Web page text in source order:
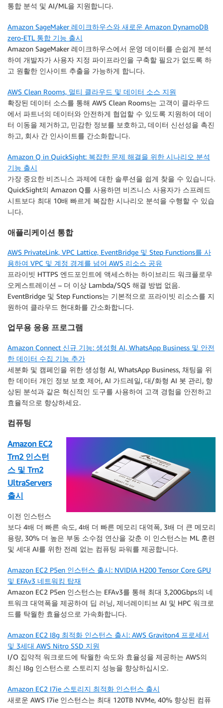
통합 분석 및 AI/ML을 지원합니다.
Amazon SageMaker 레이크하우스와 새로운 Amazon DynamoDB
zero-ETL 통합 기능 출시
Amazon SageMaker 레이크하우스에서 운영 데이터를 손쉽게 분석
하여 개발자가 사용자 지정 파이프라인을 구축할 필요가 없도록 하
고 원활한 인사이트 추출을 가능하게 합니다.
AWS Clean Rooms, 멀티 클라우드 및 데이터 소스 지원
확장된 데이터 소스를 통해 AWS Clean Rooms는 고객이 클라우드
에서 파트너의 데이터와 안전하게 협업할 수 있도록 지원하여 데이
터 이동을 제거하고, 민감한 정보를 보호하고, 데이터 신선성을 촉진
하고, 회사 간 인사이트를 간소화합니다.
Amazon Q in QuickSight: 복잡한 문제 해결을 위한 시나리오 분석
기능 출시
가장 중요한 비즈니스 과제에 대한 솔루션을 쉽게 찾을 수 있습니다.
QuickSight의 Amazon Q를 사용하면 비즈니스 사용자가 스프레드
시트보다 최대 10배 빠르게 복잡한 시나리오 분석을 수행할 수 있습
니다.
애플리케이션 통합
AWS PrivateLink, VPC Lattice, EventBridge 및 Step Functions를 사
용하여 VPC 및 계정 경계를 넘어 AWS 리소스 공유
프라이빗 HTTPS 엔드포인트에 액세스하는 하이브리드 워크플로우
오케스트레이션 – 더 이상 Lambda/SQS 해결 방법 없음.
EventBridge 및 Step Functions는 기본적으로 프라이빗 리소스를 지
원하여 클라우드 현대화를 간소화합니다.
업무용 응용 프로그램
Amazon Connect 신규 기능: 생성형 AI, WhatsApp Business 및 안전
한 데이터 수집 기능 추가
세분화 및 캠페인을 위한 생성형 AI, WhatsApp Business, 채팅을 위
한 데이터 개인 정보 보호 제어, AI 가드레일, 대/화형 AI 봇 관리, 향
상된 분석과 같은 혁신적인 도구를 사용하여 고객 경험을 안전하고
효율적으로 향상하세요.
컴퓨팅
Amazon EC2
Trn2 인스턴
스 및 Trn2
UltraServers
출시
이전 인스턴스
보다 4배 더 빠른 속도, 4배 더 빠른 메모리 대역폭, 3배 더 큰 메모리
용량, 30% 더 높은 부동 소수점 연산을 갖춘 이 인스턴스는 ML 훈련
및 세대 AI를 위한 전례 없는 컴퓨팅 파워를 제공합니다.
Amazon EC2 P5en 인스턴스 출시: NVIDIA H200 Tensor Core GPU
및 EFAv3 네트워킹 탑재
Amazon EC2 P5en 인스턴스는 EFAv3를 통해 최대 3,200Gbps의 네
트워크 대역폭을 제공하여 딥 러닝, 제너레이티브 AI 및 HPC 워크로
드를 탁월한 효율성으로 가속화합니다.
Amazon EC2 I8g 최적화 인스턴스 출시: AWS Graviton4 프로세서
및 3세대 AWS Nitro SSD 지원
I/O 집약적 워크로드에 탁월한 속도와 효율성을 제공하는 AWS의
최신 I8g 인스턴스로 스토리지 성능을 향상하십시오.
Amazon EC2 I7ie 스토리지 최적화 인스턴스 출시
새로운 AWS I7ie 인스턴스는 최대 120TB NVMe, 40% 향상된 컴퓨